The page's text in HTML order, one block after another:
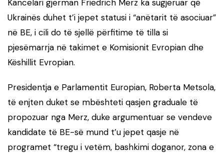
Kancelari gjerman Friedrich Merz ka sugjeruar që
Ukrainës duhet t’i jepet statusi i “anëtarit të asociuar”
në BE, i cili do të sjellë përfitime të tilla si
pjesëmarrja në takimet e Komisionit Evropian dhe
Këshillit Evropian.
Presidentja e Parlamentit Europian, Roberta Metsola,
të enjten duket se mbështeti qasjen graduale të
propozuar nga Merz, duke argumentuar se vendeve
kandidate të BE-së mund t’u jepet qasje në
programet “tregu i vetëm, bashkimi doganor, zona e